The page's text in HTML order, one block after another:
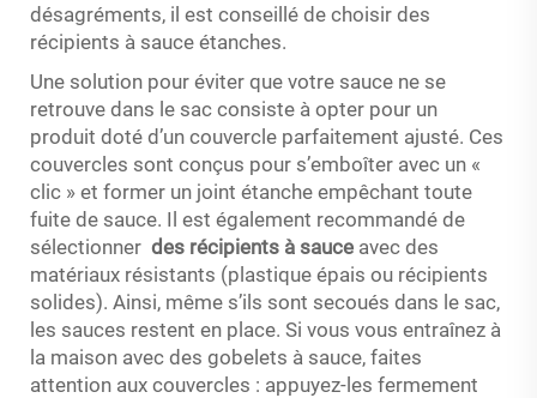
désagréments, il est conseillé de choisir des
récipients à sauce étanches.
Une solution pour éviter que votre sauce ne se
retrouve dans le sac consiste à opter pour un
produit doté d’un couvercle parfaitement ajusté. Ces
couvercles sont conçus pour s’emboîter avec un «
clic » et former un joint étanche empêchant toute
fuite de sauce. Il est également recommandé de
sélectionner des récipients à sauce avec des
matériaux résistants (plastique épais ou récipients
solides). Ainsi, même s’ils sont secoués dans le sac,
les sauces restent en place. Si vous vous entraînez à
la maison avec des gobelets à sauce, faites
attention aux couvercles : appuyez-les fermement